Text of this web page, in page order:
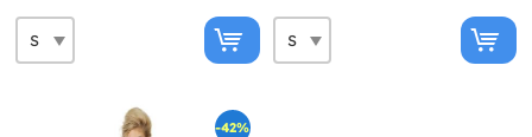
-42%